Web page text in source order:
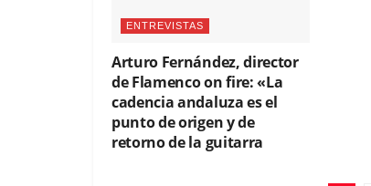
ENTREVISTAS
Arturo Fernández, director
de Flamenco on fire: «La
cadencia andaluza es el
punto de origen y de
retorno de la guitarra